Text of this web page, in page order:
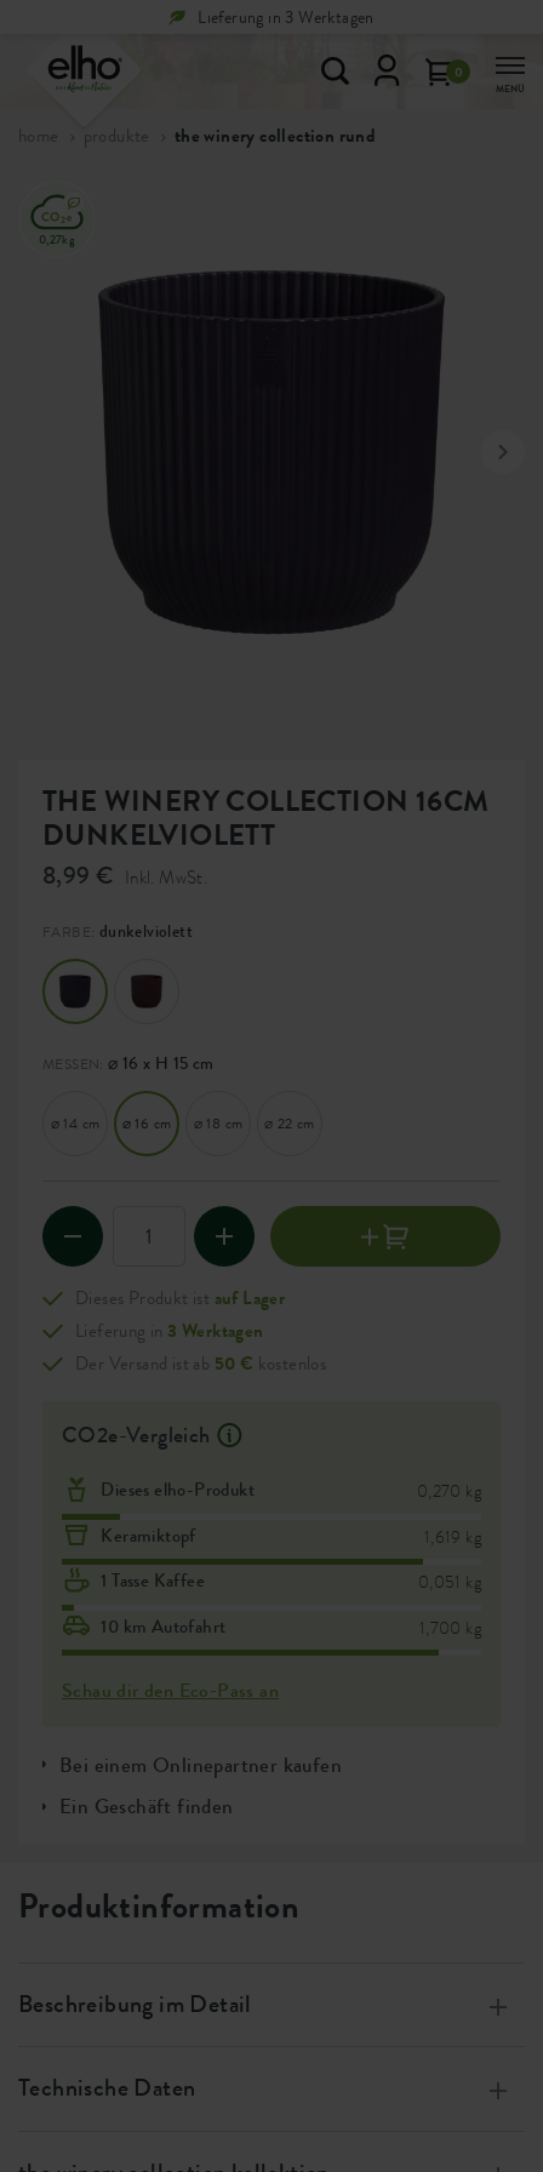
Lieferung in 3 Werktagen
0
MENÜ
home produkte the winery collection rund
THE WINERY COLLECTION 16CM
DUNKELVIOLETT
8,99 € Inkl. MwSt.
FARBE: dunkelviolett
MESSEN: ⌀ 16 x H 15 cm
⌀ 14 cm ⌀ 16 cm ⌀ 18 cm ⌀ 22 cm
Dieses Produkt ist auf Lager
Lieferung in 3 Werktagen
Der Versand ist ab 50 € kostenlos
CO2e-Vergleich
Dieses elho-Produkt 0,270 kg
Keramiktopf 1,619 kg
1 Tasse Kaffee 0,051 kg
10 km Autofahrt 1,700 kg
Schau dir den Eco-Pass an
Bei einem Onlinepartner kaufen
Ein Geschäft finden
0,27kg
Produktinformation
Beschreibung im Detail
französischen Weinbergen zum Stützen der Trauben
Technische Daten